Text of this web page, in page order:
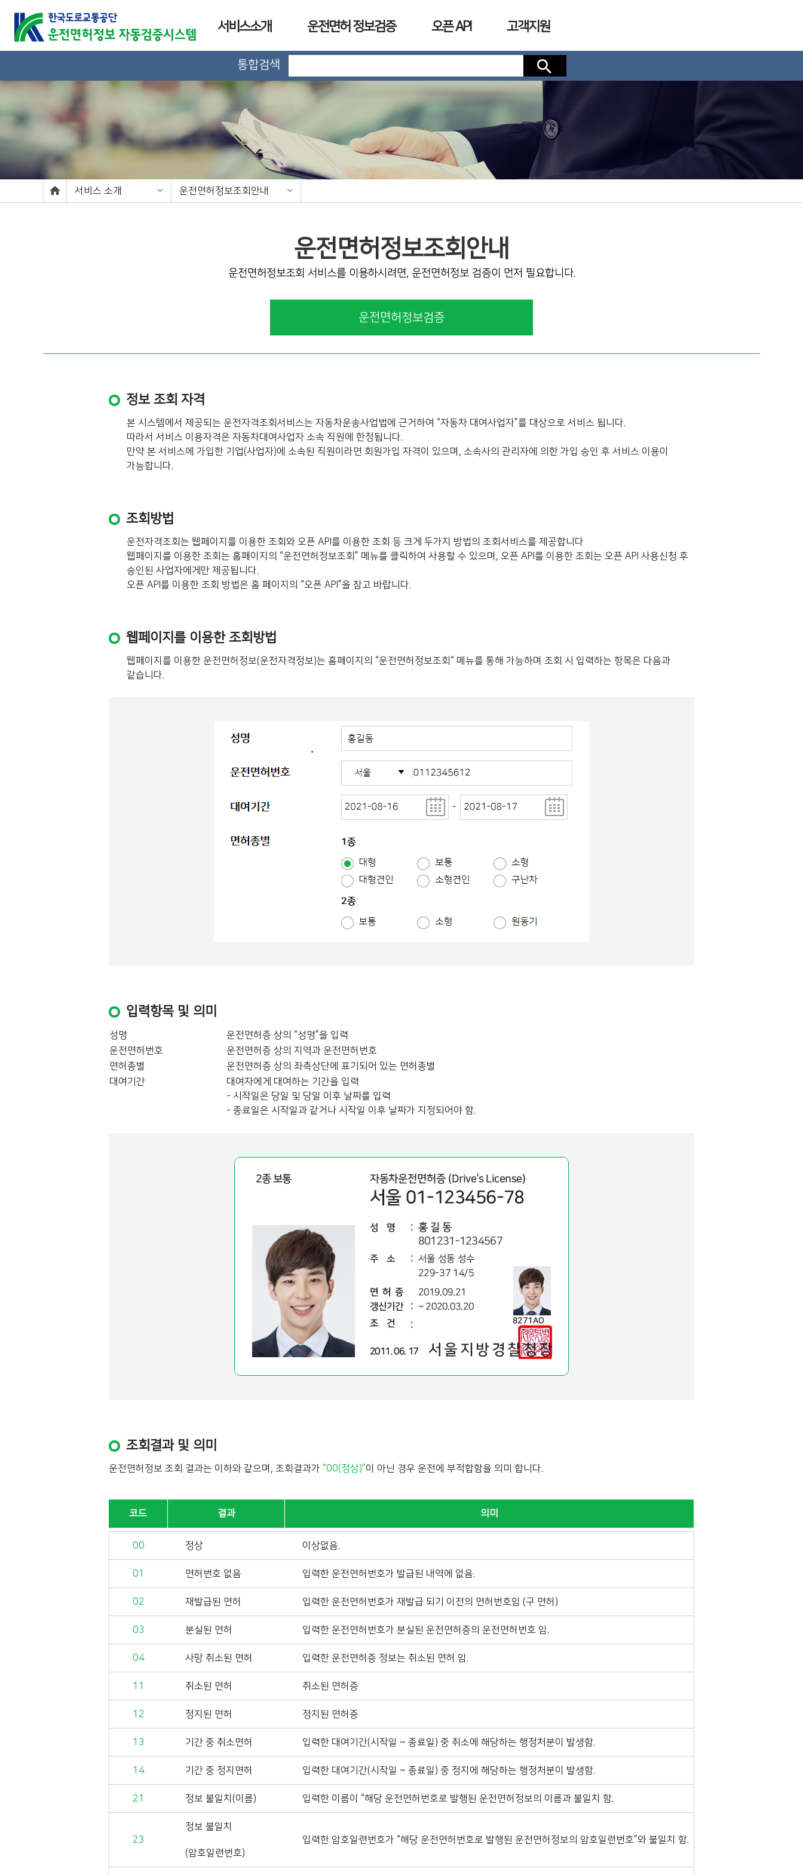
서비스소개 운전면허 정보검증 오픈 API 고객지원
통합검색 검색
서비스 소개 운전면허정보조회안내
운전면허정보조회안내
운전면허정보조회 서비스를 이용하시려면, 운전면허정보 검증이 먼저 필요합니다.
운전면허정보검증
정보 조회 자격
본 시스템에서 제공되는 운전자격조회서비스는 자동차운송사업법에 근거하여 “자동차 대여사업자”를 대상으로 서비스 됩니다.
따라서 서비스 이용자격은 자동차대여사업자 소속 직원에 한정됩니다.
만약 본 서비스에 가입한 기업(사업자)에 소속된 직원이라면 회원가입 자격이 있으며, 소속사의 관리자에 의한 가입 승인 후 서비스 이용이
가능합니다.
조회방법
운전자격조회는 웹페이지를 이용한 조회와 오픈 API를 이용한 조회 등 크게 두가지 방법의 조회서비스를 제공합니다
웹페이지를 이용한 조회는 홈페이지의 “운전면허정보조회” 메뉴를 클릭하여 사용할 수 있으며, 오픈 API를 이용한 조회는 오픈 API 사용신청 후
승인된 사업자에게만 제공됩니다.
오픈 API를 이용한 조회 방법은 홈 페이지의 “오픈 API”을 참고 바랍니다.
웹페이지를 이용한 조회방법
웹페이지를 이용한 운전면허정보(운전자격정보)는 홈페이지의 “운전면허정보조회“ 메뉴를 통해 가능하며 조회 시 입력하는 항목은 다음과
같습니다.
입력항목 및 의미
성명
운전면허증 상의 “성명”을 입력
운전면허번호
운전면허증 상의 지역과 운전면허번호
면허종별
운전면허증 상의 좌측상단에 표기되어 있는 면허종별
대여기간
대여자에게 대여하는 기간을 입력
- 시작일은 당일 및 당일 이후 날짜를 입력
- 종료일은 시작일과 같거나 시작일 이후 날짜가 지정되어야 함.
조회결과 및 의미
운전면허정보 조회 결과는 이하와 같으며, 조회결과가 “00(정상)”이 아닌 경우 운전에 부적합함을 의미 합니다.
코드 결과 의미
00 정상 이상없음.
01 면허번호 없음 입력한 운전면허번호가 발급된 내역에 없음.
02 재발급된 면허 입력한 운전면허번호가 재발급 되기 이전의 면허번호임 (구 면허)
03 분실된 면허 입력한 운전면허번호가 분실된 운전면허증의 운전면허번호 임.
04 사망 취소된 면허 입력한 운전면허증 정보는 취소된 면허 임.
11 취소된 면허 취소된 면허증
12 정지된 면허 정지된 면허증
13 기간 중 취소면허 입력한 대여기간(시작일 ~ 종료일) 중 취소에 해당하는 행정처분이 발생함.
14 기간 중 정지면허 입력한 대여기간(시작일 ~ 종료일) 중 정지에 해당하는 행정처분이 발생함.
21 정보 불일치(이름) 입력한 이름이 “해당 운전면허번호로 발행된 운전면허정보의 이름과 불일치 함.
23
정보 불일치
(암호일련번호)
입력한 암호일련번호가 “해당 운전면허번호로 발행된 운전면허정보의 암호일련번호”와 불일치 함.